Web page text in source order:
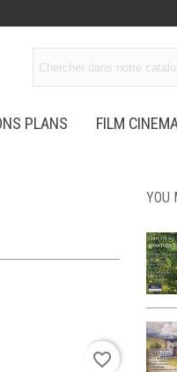
PLANS FILM
favorite_border
YOU